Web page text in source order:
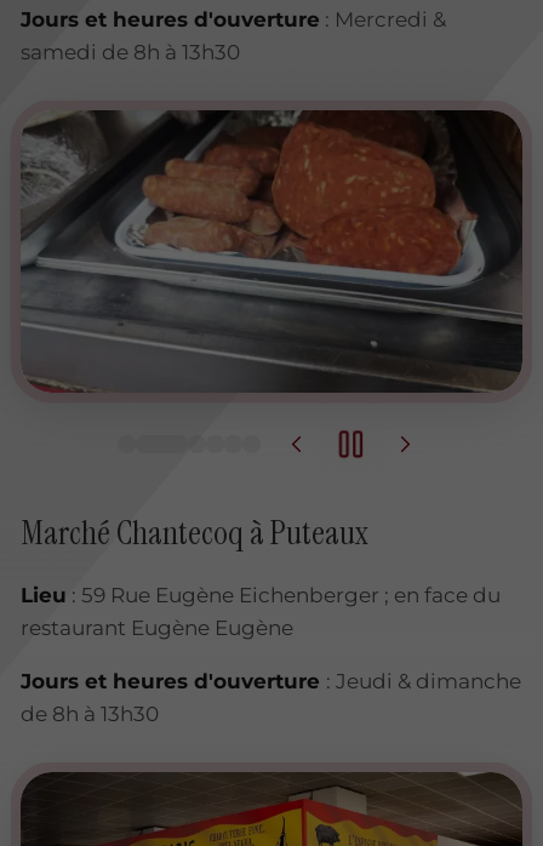
Jours et heures d'ouverture : Mercredi &
samedi de 8h à 13h30
Marché Chantecoq à Puteaux
Lieu : 59 Rue Eugène Eichenberger ; en face du
restaurant Eugène Eugène
Jours et heures d'ouverture : Jeudi & dimanche
de 8h à 13h30